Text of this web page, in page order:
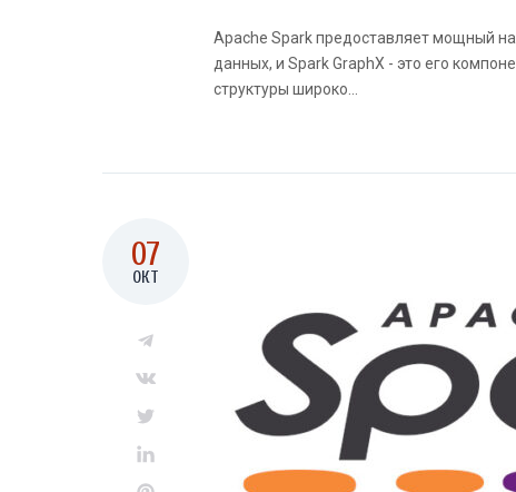
Apache Spark предоставляет мощный
данных, и Spark GraphX - это его
структуры широко...
07
ОКТ